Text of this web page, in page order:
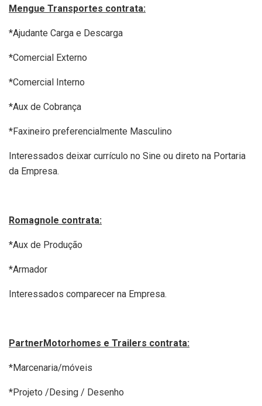
Mengue Transportes contrata:
*Ajudante Carga e Descarga
*Comercial Externo
*Comercial Interno
*Aux de Cobrança
*Faxineiro preferencialmente Masculino
Interessados deixar currículo no Sine ou direto na Portaria
da Empresa.
Romagnole contrata:
*Aux de Produção
*Armador
Interessados comparecer na Empresa.
PartnerMotorhomes e Trailers contrata:
*Marcenaria/móveis
*Projeto /Desing / Desenho